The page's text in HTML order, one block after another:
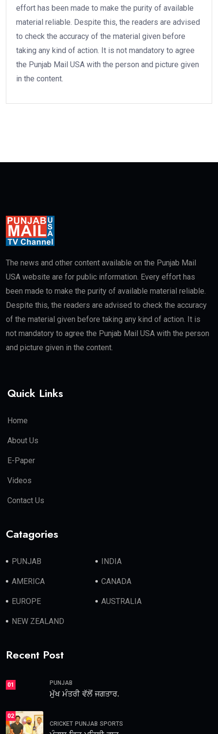
effort has been made to make the purity of available
material reliable. Despite this, the readers are advised
to check the accuracy of the material given before
taking any kind of action. It is not mandatory to agree
the Punjab Mail USA with the person and picture given
in the content.
The news and other content available on the Punjab Mail
USA website are for public information. Every effort has
been made to make the purity of available material reliable.
Despite this, the readers are advised to check the accuracy
of the material given before taking any kind of action. It is
not mandatory to agree the Punjab Mail USA with the person
and picture given in the content.
Quick Links
Home
About Us
E-Paper
Videos
Contact Us
Catagories
PUNJAB INDIA
AMERICA CANADA
EUROPE AUSTRALIA
NEW ZEALAND
Recent Post
01 PUNJAB
ਮੁੱਖ ਮੰਤਰੀ ਵੱਲੋਂ ਜਗਤਾਰ.
02
CRICKET PUNJAB SPORTS